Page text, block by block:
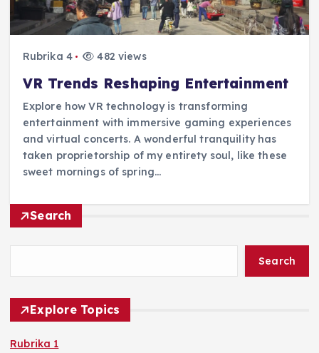
Rubrika 4 482 views
VR Trends Reshaping Entertainment
Explore how VR technology is transforming
entertainment with immersive gaming experiences
and virtual concerts. A wonderful tranquility has
taken proprietorship of my entirety soul, like these
sweet mornings of spring…
Search
Search
Explore Topics
Rubrika 1